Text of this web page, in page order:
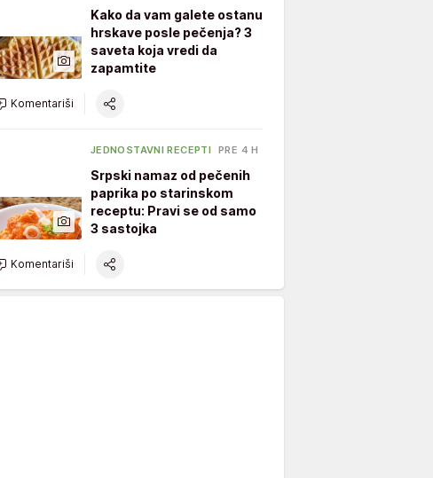
Kako da vam galete ostanu
hrskave posle pečenja? 3
saveta koja vredi da
zapamtite
Komentariši
JEDNOSTAVNI RECEPTI PRE 4 H
Srpski namaz od pečenih
paprika po starinskom
receptu: Pravi se od samo
3 sastojka
Komentariši